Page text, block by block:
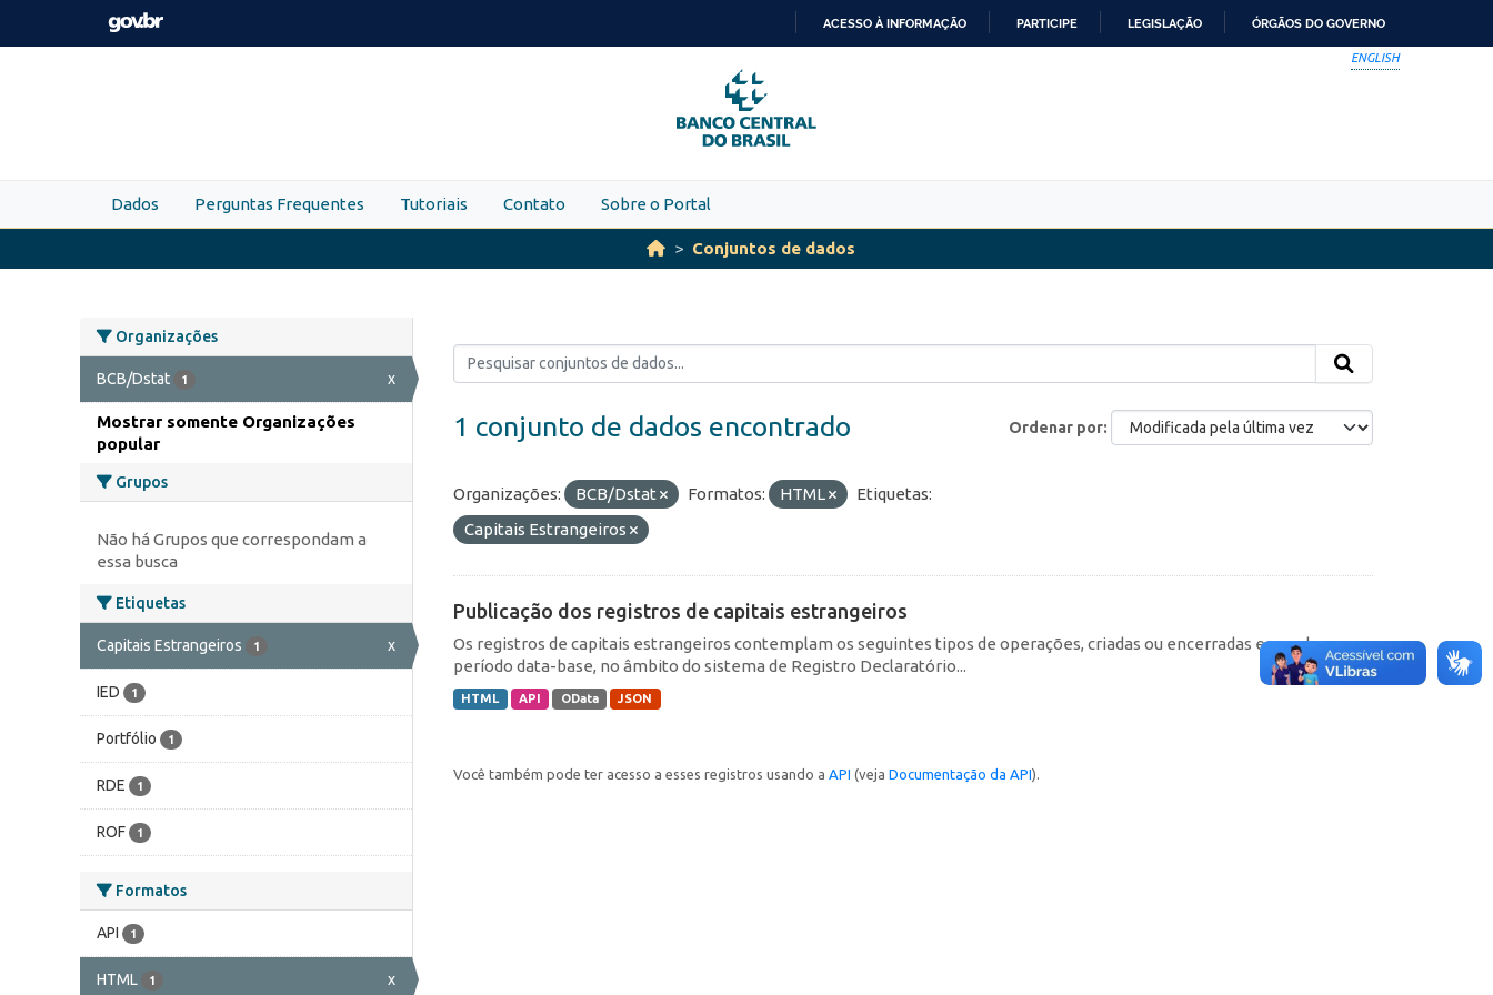
Skip to main content
PARA
O
CONTEÚDO
ACESSO À INFORMAÇÃO PARTICIPE LEGISLAÇÃO ÓRGÃOS DO GOVERNO
ENGLISH
Dados Perguntas Frequentes Tutoriais Contato Sobre o Portal
Conjuntos de dados
Organizações
BCB/Dstat 1 x
Mostrar somente Organizações
popular
Grupos
Não há Grupos que correspondam a
essa busca
Etiquetas
Capitais Estrangeiros 1 x
IED 1
Portfólio 1
RDE 1
ROF 1
Formatos
API 1
HTML 1 x
Ordenar por
1 conjunto de dados encontrado
Organizações: BCB/Dstat Formatos: HTML
Etiquetas:
Capitais Estrangeiros
Publicação dos registros de capitais estrangeiros
Os registros de capitais estrangeiros contemplam os seguintes tipos de operações, criadas ou encerradas em cada
período data-base, no âmbito do sistema de Registro Declaratório...
HTML API OData JSON
Você também pode ter acesso a esses registros usando a API (veja Documentação da API).